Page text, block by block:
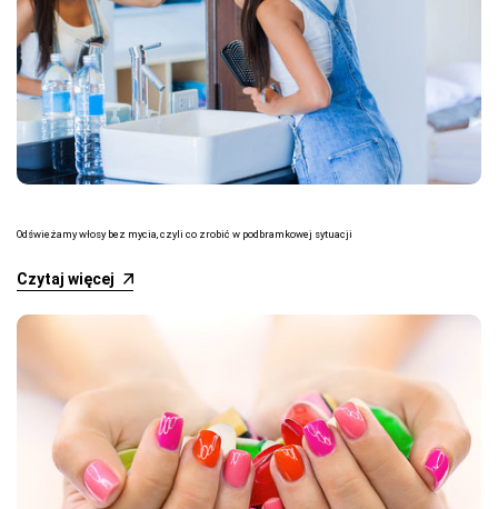
Odświeżamy włosy bez mycia, czyli co zrobić w podbramkowej sytuacji
Czytaj więcej